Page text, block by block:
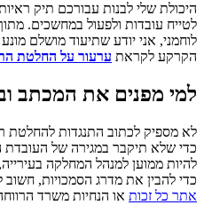
היכולת שלי לבנות עבורכם תיק
לטייח עובדות ולפעול במחשכים.
לוחמני, אני יודע שתיעוד מושלם
הקרקע לקראת ערעור על החלטת
למי מפנים את המכתב
לא מספיק לכתוב התנגדות להחלטת
כדי שלא תיקבר במגירה של העובדת
להיות ממוען למנהל המחלקה
כדי להבין את מדרג הסמכויות,
אתר כל זכות או הנחיות משרד